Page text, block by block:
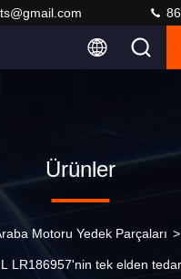
Ürünler
Motoru Yedek Parçaları >
LR186957'nin tek elden